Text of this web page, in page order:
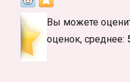
Вы можете
оценок, среднее: